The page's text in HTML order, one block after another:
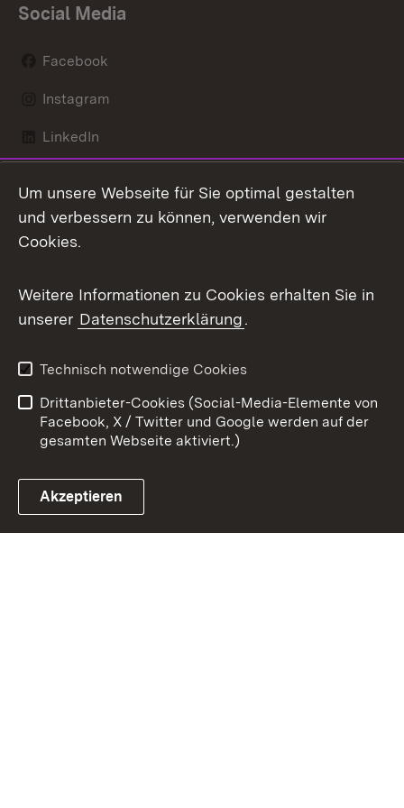
Social Media
Facebook
Instagram
LinkedIn
X / Twitter
Youtube
Link zum Landesportal
Kontakt
Datenschutz
Barrierefreiheit
Impressum
Cookies
Um unsere Webseite für Sie optimal gestalten
und verbessern zu können, verwenden wir
Cookies.
Weitere Informationen zu Cookies erhalten Sie in
unserer Datenschutzerklärung.
Technisch notwendige Cookies
Drittanbieter-Cookies (Social-Media-Elemente von
Facebook, X / Twitter und Google werden auf der
gesamten Webseite aktiviert.)
Akzeptieren